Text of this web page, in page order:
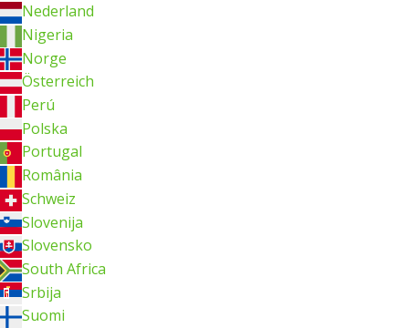
Nederland
Nigeria
Norge
Österreich
Perú
Polska
Portugal
România
Schweiz
Slovenija
Slovensko
South Africa
Srbija
Suomi